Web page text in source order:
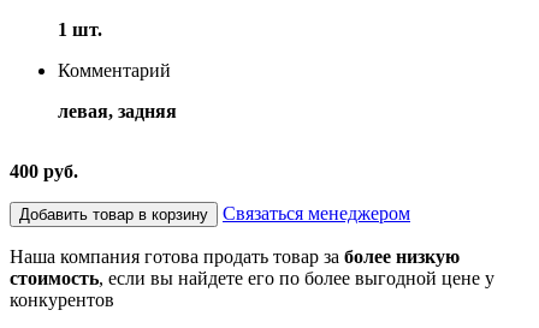
1 шт.
Комментарий
левая, задняя
400 руб.
Добавить товар в корзину Связаться менеджером
Наша компания готова продать товар за более низкую
стоимость, если вы найдете его по более выгодной цене у
конкурентов